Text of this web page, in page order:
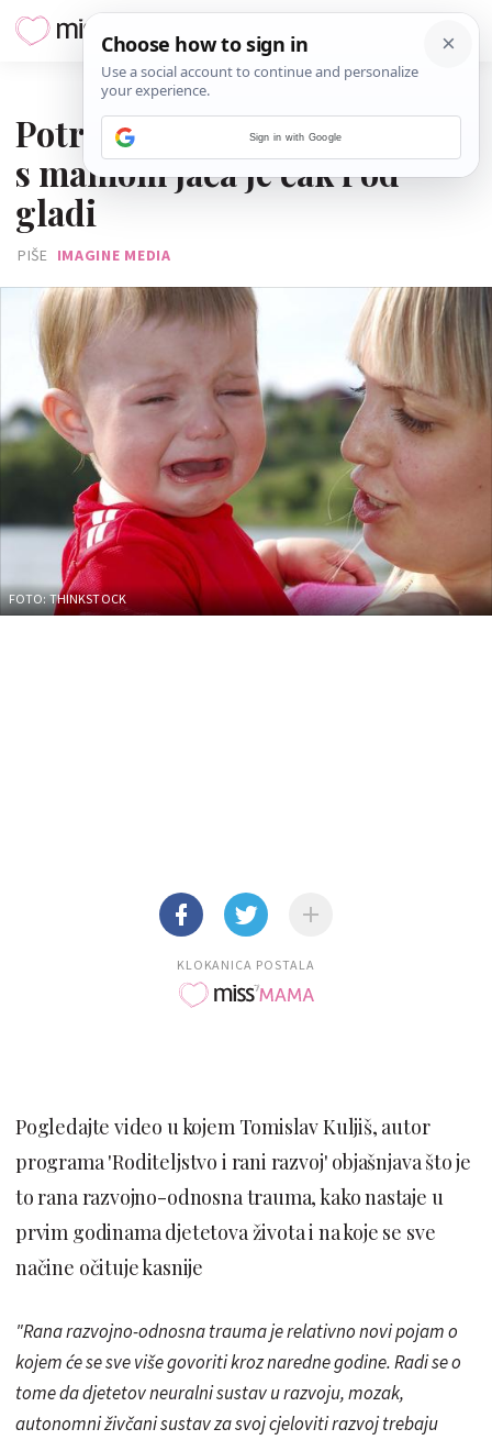
Potreba bebe za povezanošću
s mamom jača je čak i od
gladi
PIŠE IMAGINE MEDIA
FOTO: THINKSTOCK
KLOKANICA POSTALA
Pogledajte video u kojem Tomislav Kuljiš, autor
programa 'Roditeljstvo i rani razvoj' objašnjava što je
to rana razvojno-odnosna trauma, kako nastaje u
prvim godinama djetetova života i na koje se sve
načine očituje kasnije
"Rana razvojno-odnosna trauma je relativno novi pojam o
kojem će se sve više govoriti kroz naredne godine. Radi se o
tome da djetetov neuralni sustav u razvoju, mozak,
autonomni živčani sustav za svoj cjeloviti razvoj trebaju
Sign in with Google